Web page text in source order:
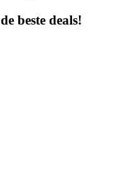
beste deals!